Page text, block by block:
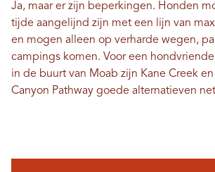
Ja, maar er zijn beperkingen. Honden
tijde aangelijnd zijn met een lijn van
en mogen alleen op verharde wegen,
campings komen. Voor een
in de buurt van Moab zijn Kane Creek
Canyon Pathway goede alternatieven